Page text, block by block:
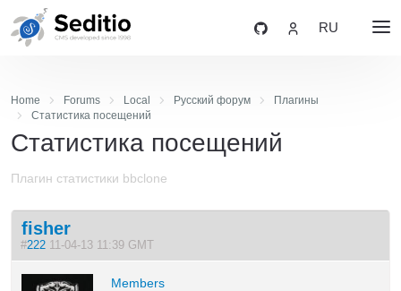
RU
Home Forums Local Русский форум
Плагины
Статистика посещений
Статистика посещений
Плагин статистики bbclone
fisher
#222 11-04-13 11:39 GMT
Members